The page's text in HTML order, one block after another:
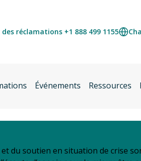
réclamations +1 888 499 1155
Événements Ressources
du soutien en situation de crise